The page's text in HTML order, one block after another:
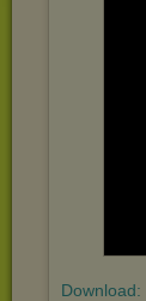
Download: